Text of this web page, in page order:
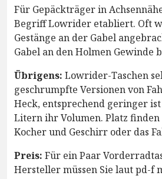
Für Gepäckträger in
Begriff Lowrider etabliert. Oft
Gestänge an der Gabel
Gabel an den Holmen Gewinde
Übrigens: Lowrider-Taschen
geschrumpfte Versionen von
Heck, entsprechend geringer ist
Litern ihr Volumen. Platz
Kocher und Geschirr oder das
Preis: Für ein Paar
Hersteller müssen Sie laut pd-f